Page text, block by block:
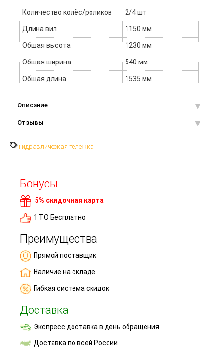
Количество колёс/роликов 2/4 шт
Длина вил 1150 мм
Общая высота 1230 мм
Общая ширина 540 мм
Общая длина 1535 мм
Описание
Отзывы
Гидравлическая тележка
Бонусы
5% скидочная карта
1 ТО Бесплатно
Преимущества
Прямой поставщик
Наличие на складе
Гибкая система скидок
Доставка
Экспресс доставка в день обращения
Доставка по всей России